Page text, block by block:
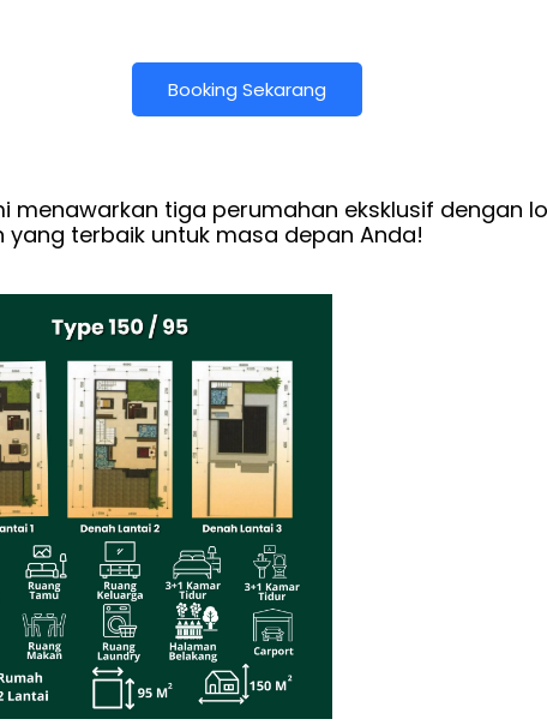
Booking Sekarang
menawarkan tiga perumahan eksklusif dengan
yang terbaik untuk masa depan Anda!